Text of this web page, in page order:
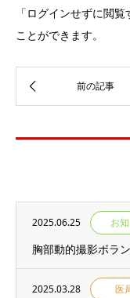
「ログインせずに閲
ことができます。
2025.06.25 お
胸部動的撮影ボラ
2025.03.28 医